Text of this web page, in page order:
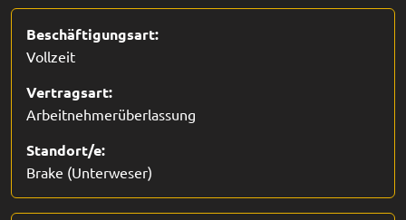
Beschäftigungsart:
Vollzeit
Vertragsart:
Arbeitnehmerüberlassung
Standort/e:
Brake (Unterweser)